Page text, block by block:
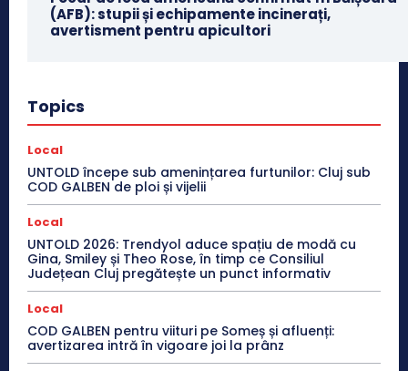
(AFB): stupii și echipamente incinerați,
avertisment pentru apicultori
Topics
Local
UNTOLD începe sub amenințarea furtunilor: Cluj sub
COD GALBEN de ploi și vijelii
Local
UNTOLD 2026: Trendyol aduce spațiu de modă cu
Gina, Smiley și Theo Rose, în timp ce Consiliul
Județean Cluj pregătește un punct informativ
Local
COD GALBEN pentru viituri pe Someș și afluenți:
avertizarea intră în vigoare joi la prânz